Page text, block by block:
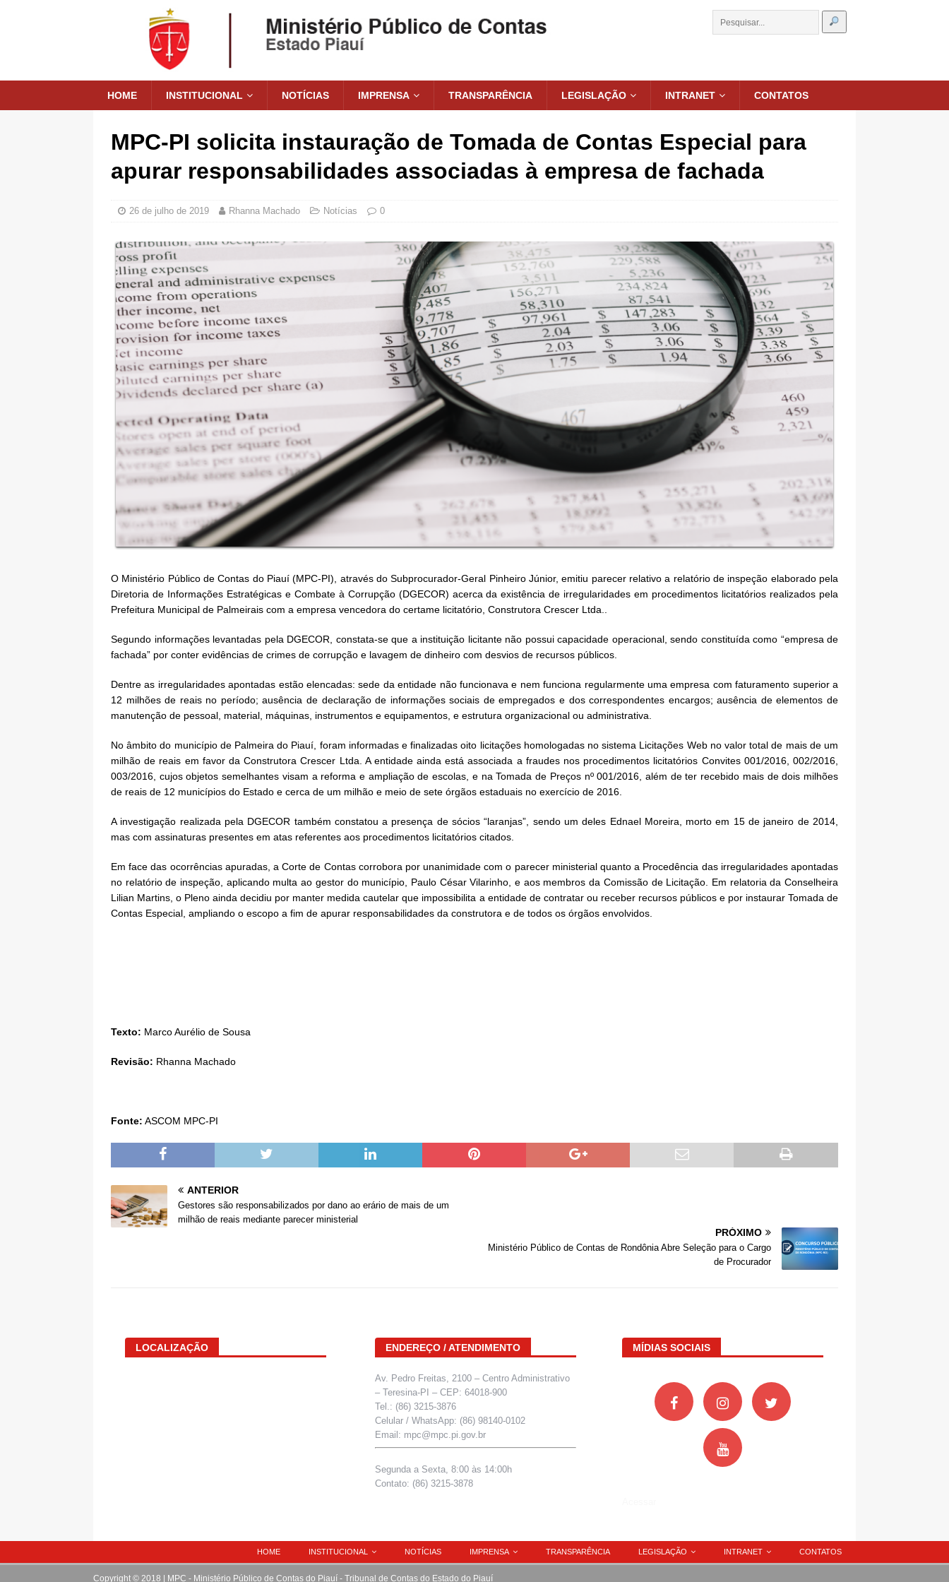
HOME INSTITUCIONAL NOTÍCIAS IMPRENSA TRANSPARÊNCIA LEGISLAÇÃO INTRANET CONTATOS
MPC-PI solicita instauração de Tomada de Contas Especial para
apurar responsabilidades associadas à empresa de fachada
26 de julho de 2019 Rhanna Machado Notícias 0
O Ministério Público de Contas do Piauí (MPC-PI), através do Subprocurador-Geral Pinheiro Júnior, emitiu parecer relativo a relatório de inspeção elaborado pela
Diretoria de Informações Estratégicas e Combate à Corrupção (DGECOR) acerca da existência de irregularidades em procedimentos licitatórios realizados pela
Prefeitura Municipal de Palmeirais com a empresa vencedora do certame licitatório, Construtora Crescer Ltda..
Segundo informações levantadas pela DGECOR, constata-se que a instituição licitante não possui capacidade operacional, sendo constituída como “empresa de
fachada” por conter evidências de crimes de corrupção e lavagem de dinheiro com desvios de recursos públicos.
Dentre as irregularidades apontadas estão elencadas: sede da entidade não funcionava e nem funciona regularmente uma empresa com faturamento superior a
12 milhões de reais no período; ausência de declaração de informações sociais de empregados e dos correspondentes encargos; ausência de elementos de
manutenção de pessoal, material, máquinas, instrumentos e equipamentos, e estrutura organizacional ou administrativa.
No âmbito do município de Palmeira do Piauí, foram informadas e finalizadas oito licitações homologadas no sistema Licitações Web no valor total de mais de um
milhão de reais em favor da Construtora Crescer Ltda. A entidade ainda está associada a fraudes nos procedimentos licitatórios Convites 001/2016, 002/2016,
003/2016, cujos objetos semelhantes visam a reforma e ampliação de escolas, e na Tomada de Preços nº 001/2016, além de ter recebido mais de dois milhões
de reais de 12 municípios do Estado e cerca de um milhão e meio de sete órgãos estaduais no exercício de 2016.
A investigação realizada pela DGECOR também constatou a presença de sócios “laranjas”, sendo um deles Ednael Moreira, morto em 15 de janeiro de 2014,
mas com assinaturas presentes em atas referentes aos procedimentos licitatórios citados.
Em face das ocorrências apuradas, a Corte de Contas corrobora por unanimidade com o parecer ministerial quanto a Procedência das irregularidades apontadas
no relatório de inspeção, aplicando multa ao gestor do município, Paulo César Vilarinho, e aos membros da Comissão de Licitação. Em relatoria da Conselheira
Lilian Martins, o Pleno ainda decidiu por manter medida cautelar que impossibilita a entidade de contratar ou receber recursos públicos e por instaurar Tomada de
Contas Especial, ampliando o escopo a fim de apurar responsabilidades da construtora e de todos os órgãos envolvidos.
Texto: Marco Aurélio de Sousa
Revisão: Rhanna Machado
Fonte: ASCOM MPC-PI
ANTERIOR
Gestores são responsabilizados por dano ao erário de mais de um
milhão de reais mediante parecer ministerial
PRÓXIMO
Ministério Público de Contas de Rondônia Abre Seleção para o Cargo
de Procurador
LOCALIZAÇÃO ENDEREÇO / ATENDIMENTO
Av. Pedro Freitas, 2100 – Centro Administrativo
– Teresina-PI – CEP: 64018-900
Tel.: (86) 3215-3876
Celular / WhatsApp: (86) 98140-0102
Email: mpc@mpc.pi.gov.br
Segunda a Sexta, 8:00 às 14:00h
Contato: (86) 3215-3878
MÍDIAS SOCIAIS
HOME INSTITUCIONAL NOTÍCIAS IMPRENSA TRANSPARÊNCIA LEGISLAÇÃO INTRANET CONTATOS
Copyright © 2018 | MPC - Ministério Público de Contas do Piauí - Tribunal de Contas do Estado do Piauí